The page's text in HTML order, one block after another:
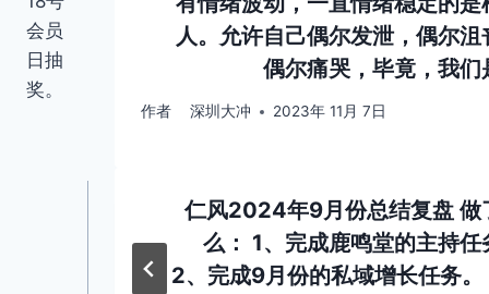
会员
日抽
奖。
冲
6日
人。允许自己偶尔发泄，偶尔沮
偶尔痛哭，毕竟，我们
作者 深圳大冲 2023年 11月 7日
仁风2024年9月份总结复盘 做
么： 1、完成鹿鸣堂的主持任
2、完成9月份的私域增长任务